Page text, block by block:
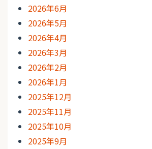
2026年6月
2026年5月
2026年4月
2026年3月
2026年2月
2026年1月
2025年12月
2025年11月
2025年10月
2025年9月